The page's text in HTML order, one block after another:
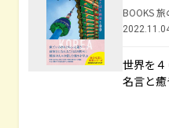
BOOKS
世界を
名言と